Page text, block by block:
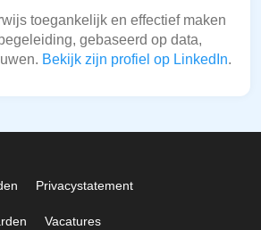
toegankelijk en effectief maken
gebaseerd op data,
Bekijk zijn profiel op LinkedIn.
Privacystatement
Vacatures